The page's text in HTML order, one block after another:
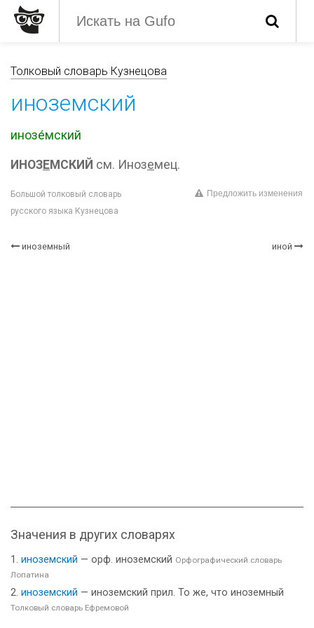
Толковый словарь Кузнецова
иноземский
инозе́мский
ИНОЗЕМСКИЙ см. Иноземец.
Большой толковый словарь
русского языка Кузнецова
Предложить изменения
иноземный иной
Значения в других словарях
иноземский — орф. иноземский Орфографический словарь
Лопатина
иноземский — иноземский прил. То же, что иноземный
Толковый словарь Ефремовой